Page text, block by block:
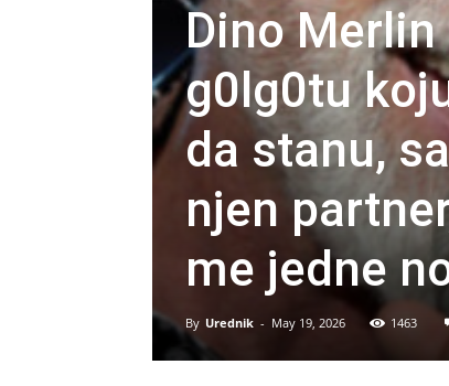
Dino
g0lg0tu
da stanu,
njen
me jedne
By Urednik - May 19, 2026 1463